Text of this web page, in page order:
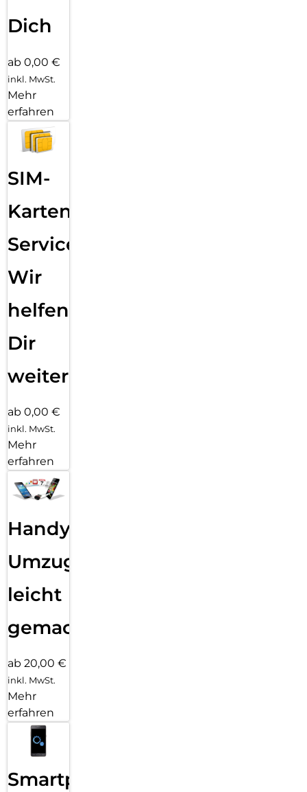
Dich
ab 0,00 €
inkl. MwSt.
Mehr
erfahren
SIM-
Karten
Service:
Wir
helfen
Dir
weiter
ab 0,00 €
inkl. MwSt.
Mehr
erfahren
Handy
Umzug
leicht
gemacht!
ab 20,00 €
inkl. MwSt.
Mehr
erfahren
Smartphone